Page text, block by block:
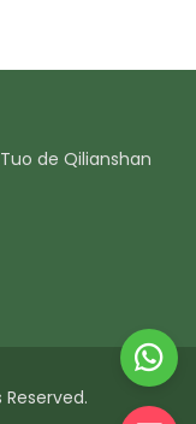
Tuo de Qilianshan
Reserved.